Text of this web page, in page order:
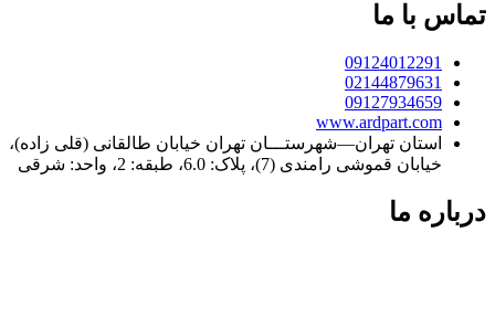
تماس با ما
09124012291
02144879631
09127934659
www.ardpart.com
استان تهران—شهرستـــان تهران خیابان طالقانی (قلی زاده)،
خیابان قموشی رامندی (7)، پلاک: 6.0، طبقه: 2، واحد: شرقی
درباره ما